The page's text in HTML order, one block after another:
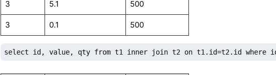
3 5.1 500
3 0.1 500
select id, value, qty from t1 inner join t2 on t1.id=t2.id where